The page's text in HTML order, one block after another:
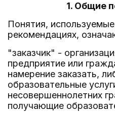
1. Общие
Понятия,
рекомендациях,
"заказчик" -
предприятие или
намерение заказать,
образовательные
несовершеннолетних
получающие